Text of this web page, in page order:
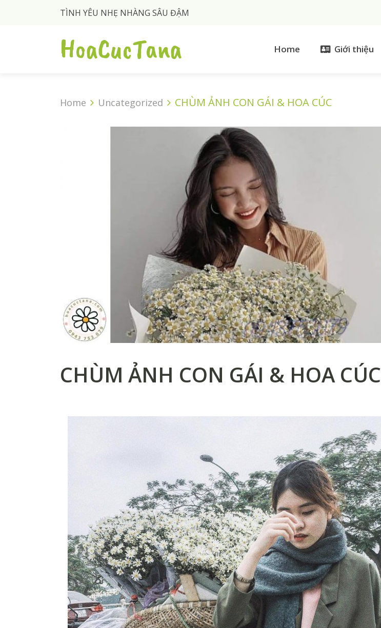
TÌNH YÊU NHẸ NHÀNG SÂU ĐẬM
HoaCucTana Home Giới thiệu
Home Uncategorized CHÙM ẢNH CON GÁI & HOA CÚC
CHÙM ẢNH CON GÁI & HOA CÚC